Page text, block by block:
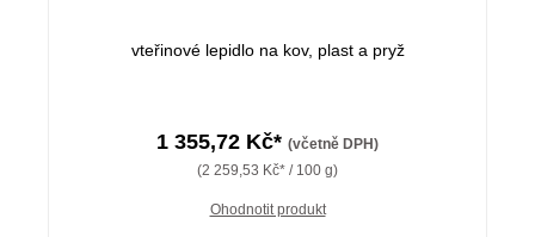
vteřinové lepidlo na kov, plast a pryž
1 355,72 Kč* (včetně DPH)
(2 259,53 Kč* / 100 g)
Ohodnotit produkt